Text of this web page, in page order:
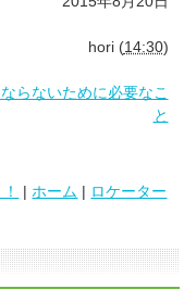
hori(14:30)
らないために必要なこ
と
| ホーム | ロケーター